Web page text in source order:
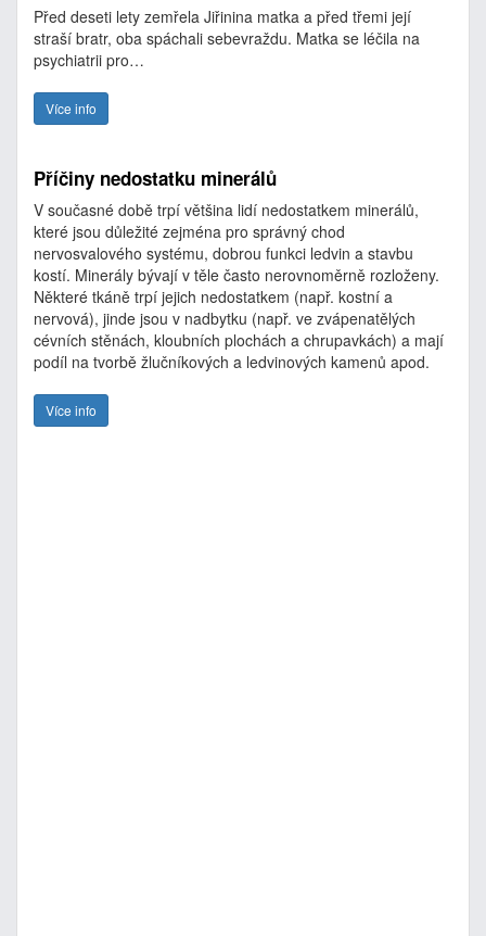
Před deseti lety zemřela Jiřinina matka a před třemi její
straší bratr, oba spáchali sebevraždu. Matka se léčila na
psychiatrii pro…
Více info
Příčiny nedostatku minerálů
V současné době trpí většina lidí nedostatkem minerálů,
které jsou důležité zejména pro správný chod
nervosvalového systému, dobrou funkci ledvin a stavbu
kostí. Minerály bývají v těle často nerovnoměrně rozloženy.
Některé tkáně trpí jejich nedostatkem (např. kostní a
nervová), jinde jsou v nadbytku (např. ve zvápenatělých
cévních stěnách, kloubních plochách a chrupavkách) a mají
podíl na tvorbě žlučníkových a ledvinových kamenů apod.
Více info